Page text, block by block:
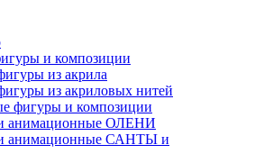
и композиции
из акрила
из акриловых нитей
фигуры и композиции
анимационные ОЛЕНИ
анимационные САНТЫ и